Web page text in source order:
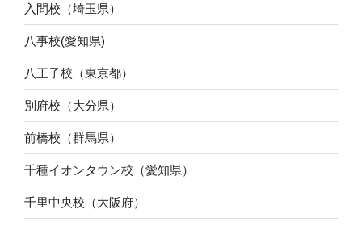
入間校（埼玉県）
八事校(愛知県)
八王子校（東京都）
別府校（大分県）
前橋校（群馬県）
千種イオンタウン校（愛知県）
千里中央校（大阪府）